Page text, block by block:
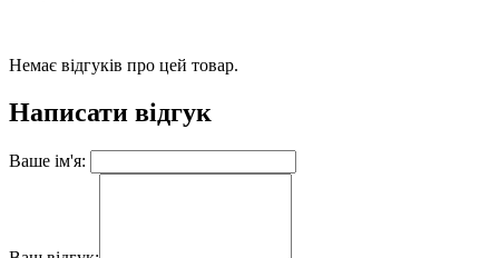
Немає відгуків про цей товар.
Написати відгук
Ваше ім'я: